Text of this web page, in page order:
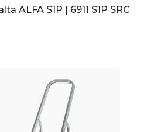
ALFA S1P | 6911 S1P SRC